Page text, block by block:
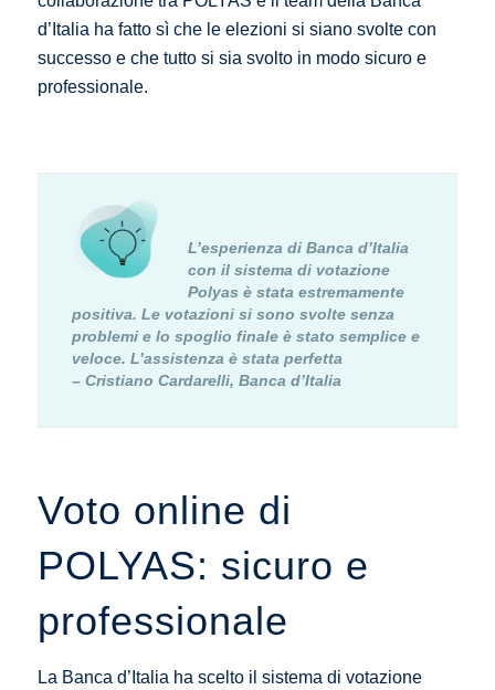
d’Italia ha fatto sì che le elezioni si siano svolte con
successo e che tutto si sia svolto in modo sicuro e
professionale.
L’esperienza di Banca d’Italia
con il sistema di votazione
Polyas è stata estremamente
positiva. Le votazioni si sono svolte senza
problemi e lo spoglio finale è stato semplice e
veloce. L’assistenza è stata perfetta
– Cristiano Cardarelli, Banca d’Italia
Voto online di
POLYAS: sicuro e
professionale
La Banca d’Italia ha scelto il sistema di votazione